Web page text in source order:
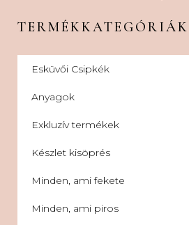
TERMÉKKATEGÓRIÁK
Esküvői Csipkék
Anyagok
Exkluzív termékek
Készlet kisöprés
Minden, ami fekete
Minden, ami piros